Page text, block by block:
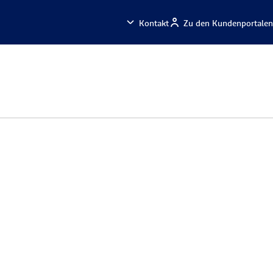
Kontakt Zu den Kundenportalen